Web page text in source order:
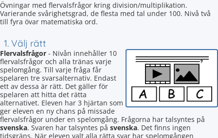
Övningar med flervalsfrågor kring division/multiplikation.
Varierande svårighetsgrad, de flesta med tal under 100. Nivå två
till fyra övar matematiska ord.
1. Välj rätt
Flervalsfrågor - Nivån innehåller 10
flervalsfrågor och alla tränas varje
spelomgång. Till varje fråga får
spelaren tre svarsalternativ. Endast
ett av dessa är rätt. Det gäller för
spelaren att hitta det rätta
alternativet. Eleven har 3 hjärtan som
ger eleven en ny chans på missade
flervalsfrågor under en spelomgång. Frågorna har talsyntes på
svenska. Svaren har talsyntes på svenska. Det finns ingen
tidsgräns. När eleven valt alla rätta svar har spelomgången